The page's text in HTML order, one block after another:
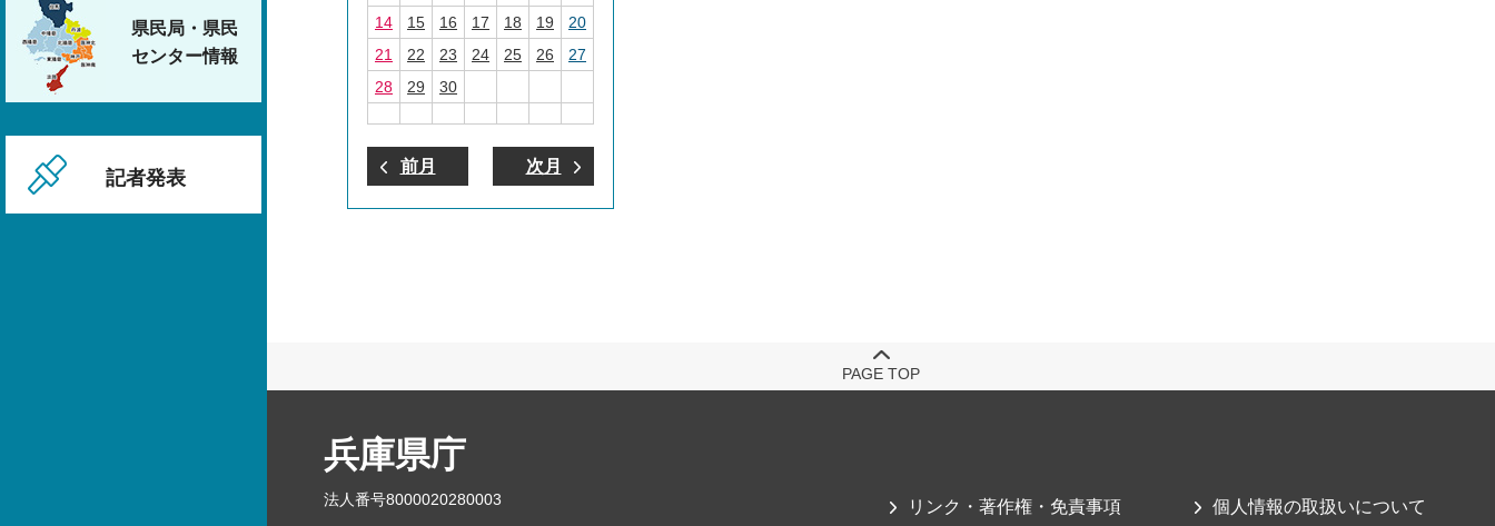
県民局・県民
センター情報
記者発表
14
15 16 17 18 19
20
21
22 23 24 25 26
27
28
29 30
前月 次月
PAGE TOP
兵庫県庁
法人番号8000020280003 リンク・著作権・免責事項 個人情報の取扱いについて